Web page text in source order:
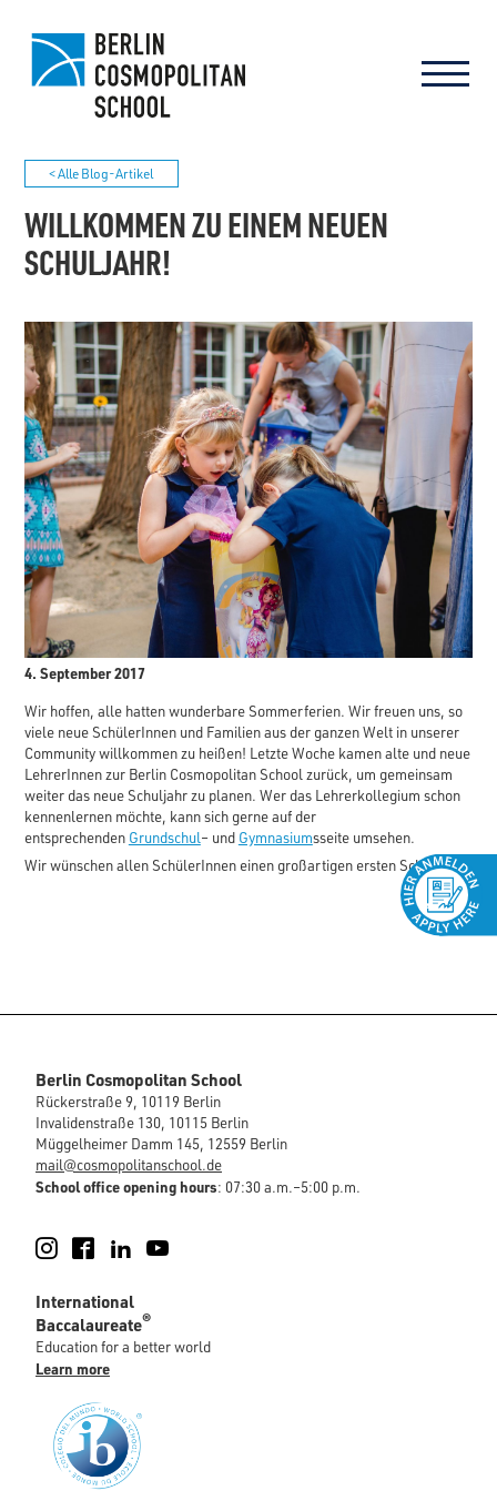
< Alle Blog-Artikel
WILLKOMMEN ZU EINEM NEUEN
SCHULJAHR!
4. September 2017
Wir hoffen, alle hatten wunderbare Sommerferien. Wir freuen uns, so
viele neue SchülerInnen und Familien aus der ganzen Welt in unserer
Community willkommen zu heißen! Letzte Woche kamen alte und neue
LehrerInnen zur Berlin Cosmopolitan School zurück, um gemeinsam
weiter das neue Schuljahr zu planen. Wer das Lehrerkollegium schon
kennenlernen möchte, kann sich gerne auf der
entsprechenden Grundschul– und Gymnasiumsseite umsehen.
Wir wünschen allen SchülerInnen einen großartigen ersten Schultag!
Berlin Cosmopolitan School
Rückerstraße 9, 10119 Berlin
Invalidenstraße 130, 10115 Berlin
Müggelheimer Damm 145, 12559 Berlin
mail@cosmopolitanschool.de
School office opening hours: 07:30 a.m.–5:00 p.m.
Instagram
FacebookLinkedIn
International
Baccalaureate®
Education for a better world
Learn more